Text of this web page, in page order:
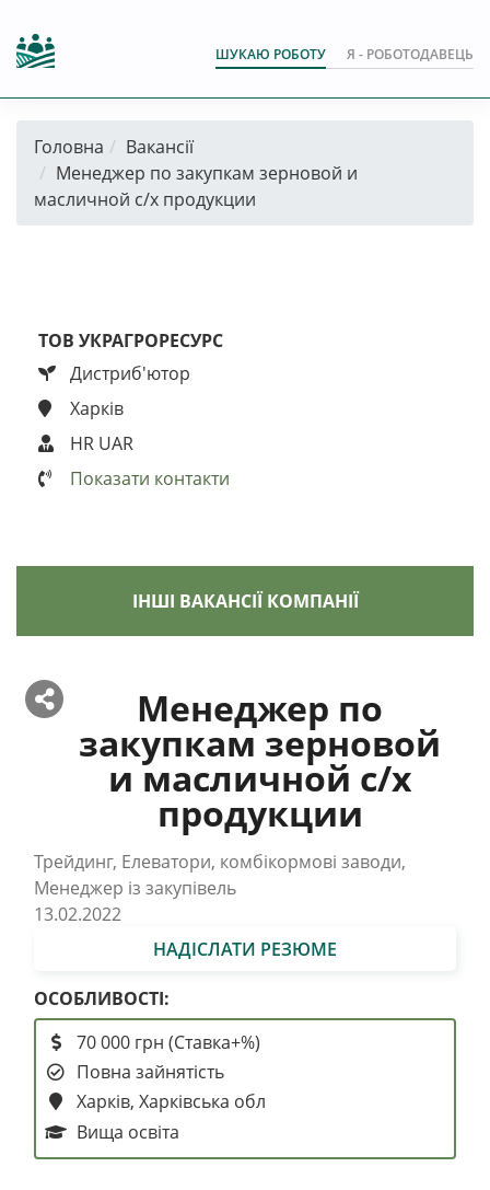
ШУКАЮ РОБОТУ Я - РОБОТОДАВЕЦЬ
Головна
Вакансії
Менеджер по закупкам зерновой и
масличной с/х продукции
ТОВ УКРАГРОРЕСУРС
Дистриб'ютор
Харків
HR UAR
Показати контакти
ІНШІ ВАКАНСІЇ КОМПАНІЇ
Менеджер по
закупкам зерновой
и масличной с/х
продукции
Трейдинг, Елеватори, комбікормові заводи,
Менеджер із закупівель
13.02.2022
НАДІСЛАТИ РЕЗЮМЕ
ОСОБЛИВОСТІ:
70 000 грн (Ставка+%)
Повна зайнятість
Харків, Харківська обл
Вища освіта